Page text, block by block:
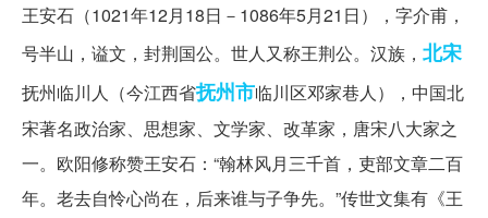
王安石（1021年12月18日－1086年5月21日），字介甫，
号半山，谥文，封荆国公。世人又称王荆公。汉族， 北宋
抚州临川人（今江西省抚州市临川区邓家巷人），中国北
宋著名政治家、思想家、文学家、改革家，唐宋八大家之
一。欧阳修称赞王安石：“翰林风月三千首，吏部文章二百
年。老去自怜心尚在，后来谁与子争先。”传世文集有《王